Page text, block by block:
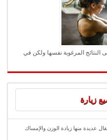
النتائج المرغوبة نفسها ولكن في
زيارة
عديدة منها زيادة الوزن والإمساك